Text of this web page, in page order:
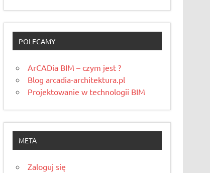
POLECAMY
ArCADia BIM – czym jest ?
Blog arcadia-architektura.pl
Projektowanie w technologii BIM
META
Zaloguj się